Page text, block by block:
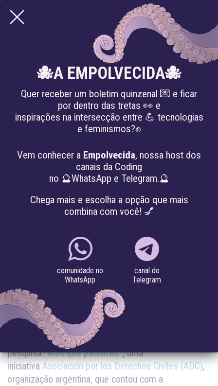
feministas
MÁS QUE PALABRAS
#América Latina #discurso de ódio #feminismos
Novo estudo feito busca um consenso sobre a
definição de discurso de ódio e traz entrevistas com
ativistas lésbicas onde relatam experiências pessoais
sofridas a partir deste tipo de violência
Como o discurso de ódio afeta as mulheres
lésbicas? Esta é a questão que norteia a
pesquisa“Más que palabras”, uma
iniciativa Asociación por los Derechos Civiles (ADC),
organização argentina, que contou com a
🐙A EMPOLVECIDA🐙
Quer receber um boletim quinzenal 💌 e ficar
por dentro das tretas 👀 e
inspirações na intersecção entre 💪 tecnologias
e feminismos?✊
Vem conhecer a Empolvecida, nossa host dos
canais da Coding
no 🔮WhatsApp e Telegram.🔮
Chega mais e escolha a opção que mais
combina com você! 💅
comunidade no
WhatsApp
canal do
Telegram